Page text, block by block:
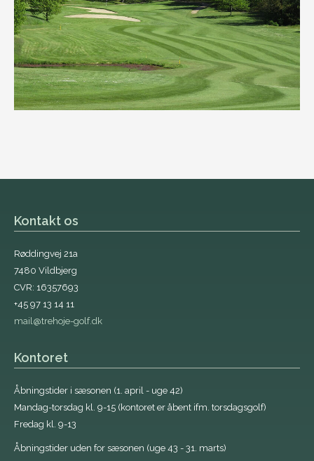
Kontakt os
Røddingvej 21a
7480 Vildbjerg
CVR: 16357693
+45 97 13 14 11
mail@trehoje-golf.dk
Kontoret
Åbningstider i sæsonen (1. april - uge 42)
Mandag-torsdag kl. 9-15 (kontoret er åbent ifm. torsdagsgolf)
Fredag kl. 9-13
Åbningstider uden for sæsonen (uge 43 - 31. marts)